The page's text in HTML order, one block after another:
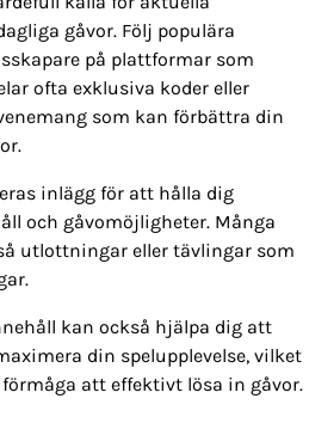
gåvor. Följ populära
på plattformar som
ofta exklusiva koder eller
som kan förbättra din
inlägg för att hålla dig
och gåvomöjligheter. Många
utlottningar eller tävlingar som
kan också hjälpa dig att
din spelupplevelse, vilket
att effektivt lösa in gåvor.